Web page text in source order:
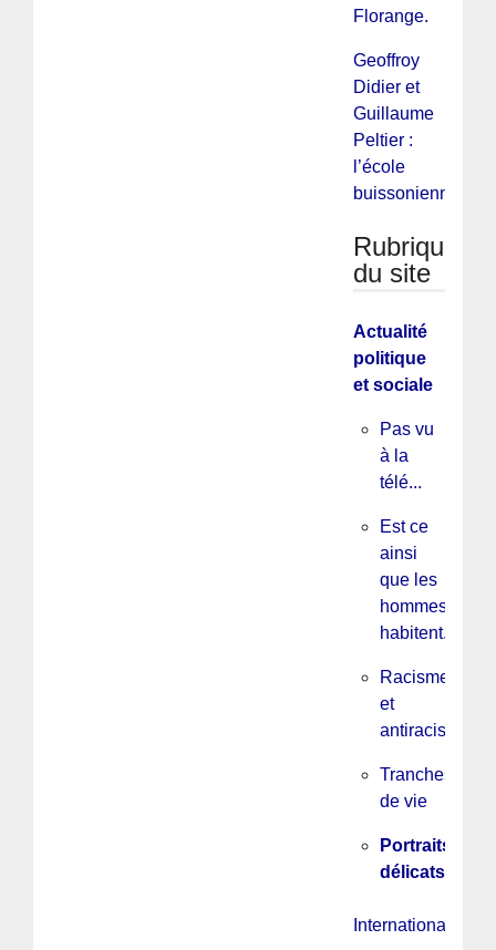
Florange.
Geoffroy
Didier et
Guillaume
Peltier :
l’école
buissonienne.
Rubriques
du site
Actualité
politique
et sociale
Pas vu
à la
télé...
Est ce
ainsi
que les
hommes
habitent...
Racisme
et
antiracisme
Tranches
de vie
Portraits
délicats...
International